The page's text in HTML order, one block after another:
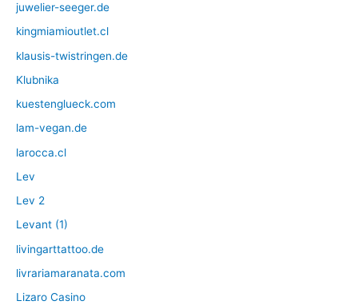
juwelier-seeger.de
kingmiamioutlet.cl
klausis-twistringen.de
Klubnika
kuestenglueck.com
lam-vegan.de
larocca.cl
Lev
Lev 2
Levant (1)
livingarttattoo.de
livrariamaranata.com
Lizaro Casino